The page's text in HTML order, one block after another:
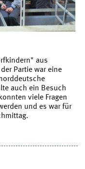
aus
Partie war eine
auch ein Besuch
viele Fragen
und es war für